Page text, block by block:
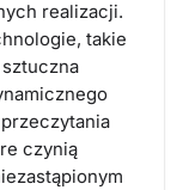
realizacji.
takie
czynią